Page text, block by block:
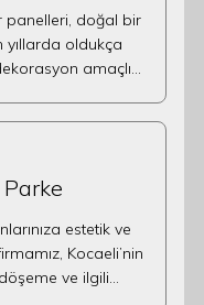
panelleri, doğal bir
yıllarda oldukça
amaçlı…
estetik ve
Kocaeli’nin
ve ilgili…